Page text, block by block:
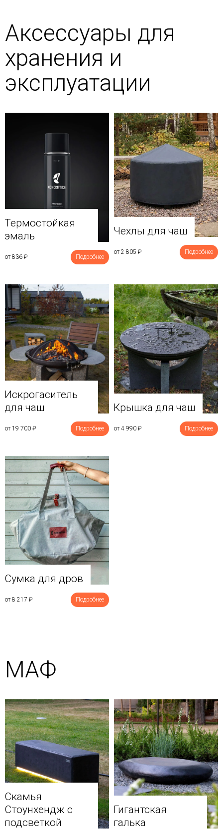
Аксессуары для
хранения и
эксплуатации
Термостойкая
эмаль
от 836 ₽ Подробнее
Чехлы для чаш
от 2 805 ₽ Подробнее
Искрогаситель
для чаш
от 19 700 ₽ Подробнее
Крышка для чаш
от 4 990 ₽ Подробнее
Сумка для дров
от 8 217 ₽ Подробнее
МАФ
Скамья
Стоунхендж с
подсветкой
Гигантская
галька